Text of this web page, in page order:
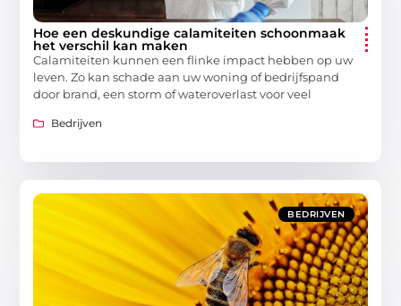
Hoe een deskundige calamiteiten schoonmaak
het verschil kan maken
Calamiteiten kunnen een flinke impact hebben op uw
leven. Zo kan schade aan uw woning of bedrijfspand
door brand, een storm of wateroverlast voor veel
Bedrijven
BEDRIJVEN